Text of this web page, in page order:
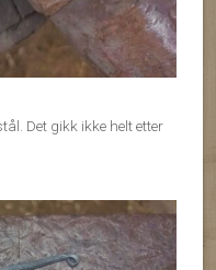
Det gikk ikke helt etter